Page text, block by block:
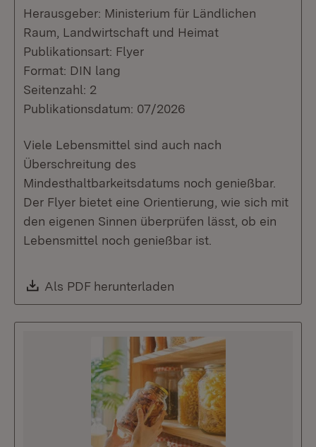
Herausgeber: Ministerium für Ländlichen
Raum, Landwirtschaft und Heimat
Publikationsart: Flyer
Format: DIN lang
Seitenzahl: 2
Publikationsdatum: 07/2026
Viele Lebensmittel sind auch nach
Überschreitung des
Mindesthaltbarkeitsdatums noch genießbar.
Der Flyer bietet eine Orientierung, wie sich mit
den eigenen Sinnen überprüfen lässt, ob ein
Lebensmittel noch genießbar ist.
Download:
Als PDF herunterladen